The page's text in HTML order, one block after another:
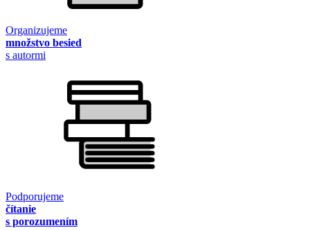
Organizujeme
množstvo besied
s autormi
Podporujeme
čítanie
s porozumením